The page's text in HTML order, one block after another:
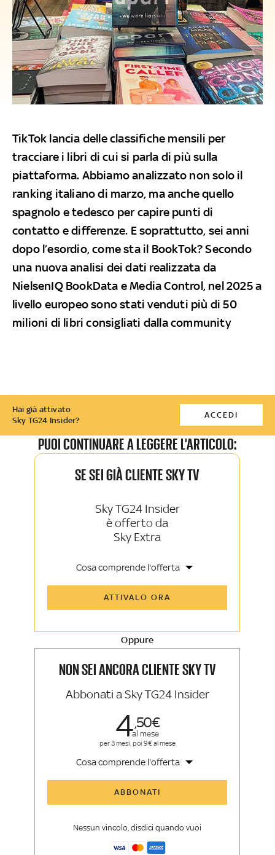
TikTok lancia delle classifiche mensili per
tracciare i libri di cui si parla di più sulla
piattaforma. Abbiamo analizzato non solo il
ranking italiano di marzo, ma anche quello
spagnolo e tedesco per capire punti di
contatto e differenze. E soprattutto, sei anni
dopo l’esordio, come sta il BookTok? Secondo
una nuova analisi dei dati realizzata da
NielsenIQ BookData e Media Control, nel 2025 a
livello europeo sono stati venduti più di 50
milioni di libri consigliati dalla community
Hai già attivato
Sky TG24 Insider?
ACCEDI
PUOI CONTINUARE A LEGGERE L'ARTICOLO:
SE SEI GIÀ CLIENTE SKY TV
Sky TG24 Insider
è offerto da
Sky Extra
Cosa comprende l'offerta
Sky Sport Insider
La newsletter esclusiva di Sky TG24
ATTIVALO ORA
Oppure
NON SEI ANCORA CLIENTE SKY TV
Abbonati a Sky TG24 Insider
450
al mese
per 3 mesi, poi 9€ al mese
Cosa comprende l'offerta
ABBONATI
Nessun vincolo, disdici quando vuoi